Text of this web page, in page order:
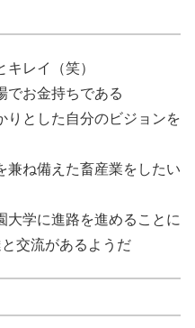
レイ（笑）
でお金持ちである
りとした自分のビジョンを
兼ね備えた畜産業をしたい
大学に進路を進めることに
交流があるようだ